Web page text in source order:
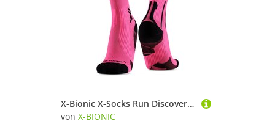
X-Bionic X-Socks Run Discover Crew Socken
von X-BIONIC